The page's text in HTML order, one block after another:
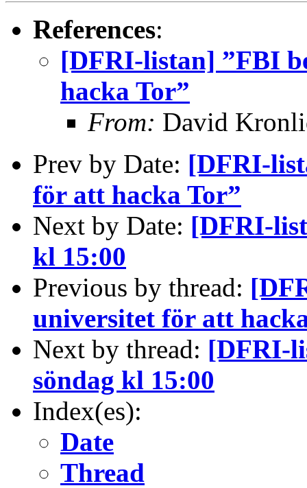
References:
[DFRI-listan] ”FBI
hacka Tor”
From: David
Prev by Date: [DFRI-
för att hacka Tor”
Next by Date: [DFRI-
kl 15:00
Previous by thread:
universitet för att
Next by thread: [DFRI-
söndag kl 15:00
Index(es):
Date
Thread